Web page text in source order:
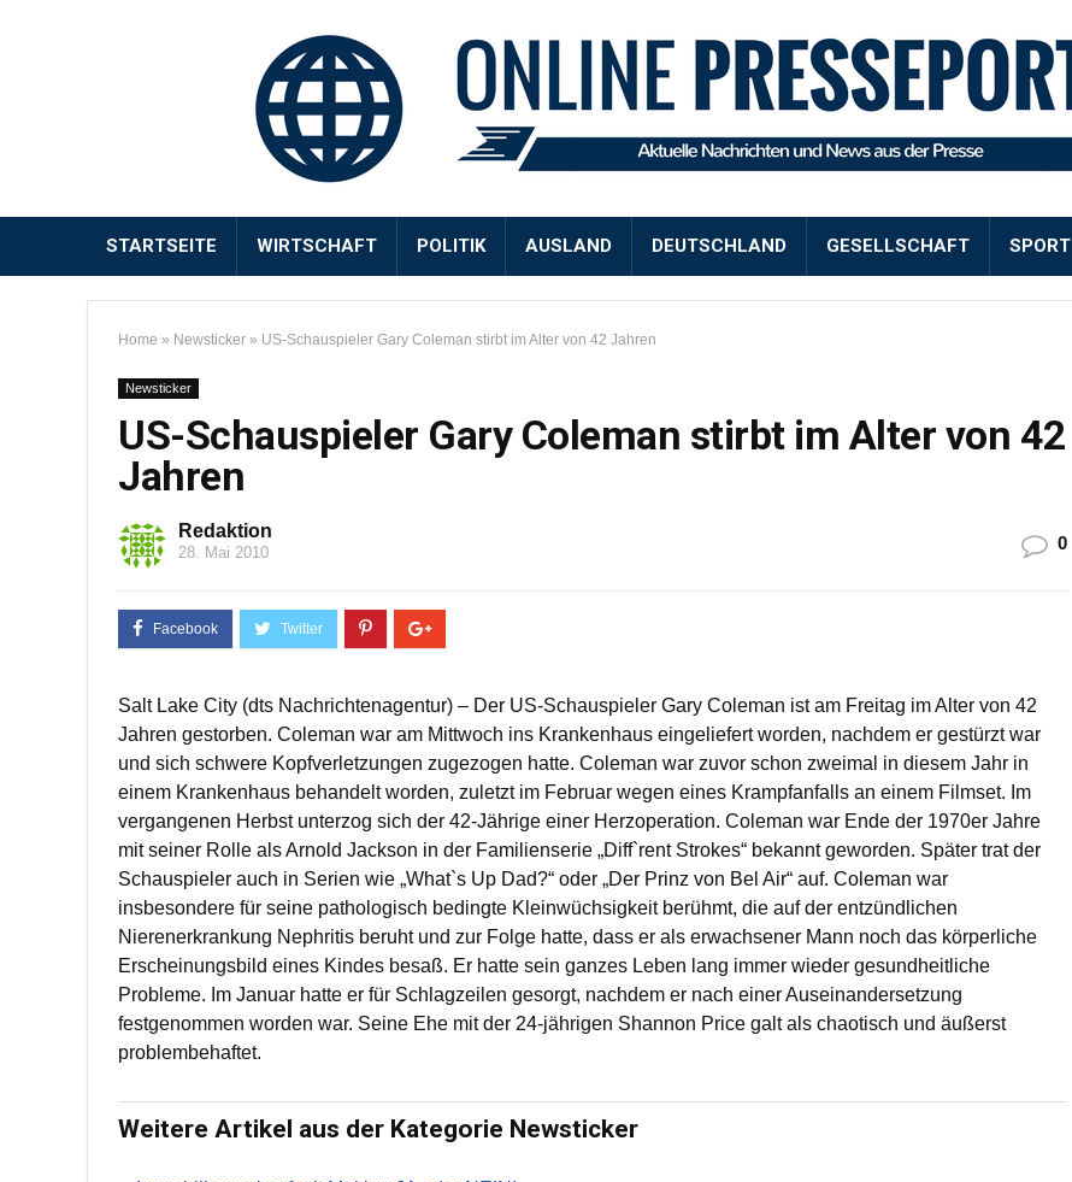
STARTSEITE WIRTSCHAFT POLITIK AUSLAND DEUTSCHLAND GESELLSCHAFT SPORT
Home » Newsticker » US-Schauspieler Gary Coleman stirbt im Alter von 42 Jahren
Newsticker
US-Schauspieler Gary Coleman stirbt im Alter von 42
Jahren
Redaktion
28. Mai 2010 0
Salt Lake City (dts Nachrichtenagentur) – Der US-Schauspieler Gary Coleman ist am Freitag im Alter von 42
Jahren gestorben. Coleman war am Mittwoch ins Krankenhaus eingeliefert worden, nachdem er gestürzt war
und sich schwere Kopfverletzungen zugezogen hatte. Coleman war zuvor schon zweimal in diesem Jahr in
einem Krankenhaus behandelt worden, zuletzt im Februar wegen eines Krampfanfalls an einem Filmset. Im
vergangenen Herbst unterzog sich der 42-Jährige einer Herzoperation. Coleman war Ende der 1970er Jahre
mit seiner Rolle als Arnold Jackson in der Familienserie „Diff`rent Strokes“ bekannt geworden. Später trat der
Schauspieler auch in Serien wie „What`s Up Dad?“ oder „Der Prinz von Bel Air“ auf. Coleman war
insbesondere für seine pathologisch bedingte Kleinwüchsigkeit berühmt, die auf der entzündlichen
Nierenerkrankung Nephritis beruht und zur Folge hatte, dass er als erwachsener Mann noch das körperliche
Erscheinungsbild eines Kindes besaß. Er hatte sein ganzes Leben lang immer wieder gesundheitliche
Probleme. Im Januar hatte er für Schlagzeilen gesorgt, nachdem er nach einer Auseinandersetzung
festgenommen worden war. Seine Ehe mit der 24-jährigen Shannon Price galt als chaotisch und äußerst
problembehaftet.
Weitere Artikel aus der Kategorie Newsticker